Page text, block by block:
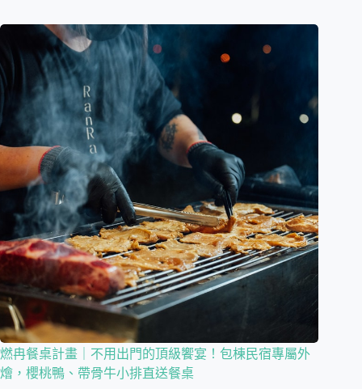
燃冉餐桌計畫｜不用出門的頂級饗宴！包棟民宿專屬外
燴，櫻桃鴨、帶骨牛小排直送餐桌